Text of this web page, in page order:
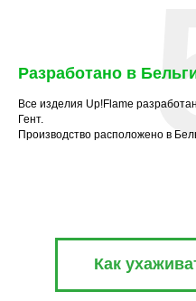
Разработано в
Все изделия Up!Flame
Гент.
Производство расположено в
Как